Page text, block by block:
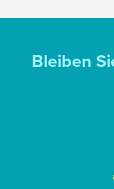
Bleiben